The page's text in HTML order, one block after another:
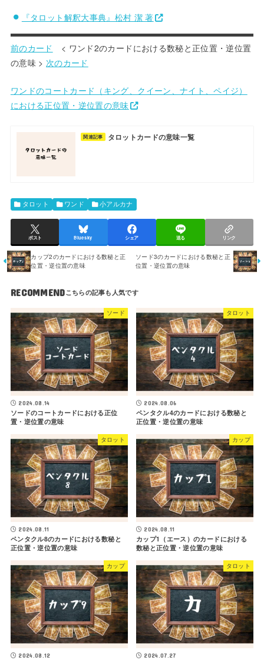
『タロット解釈大事典』松村 潔 著
前のカード
< ワンド2のカードにおける数秘と正位置・逆位置
の意味 > 次のカード
ワンドのコートカード（キング、クイーン、ナイト、ペイジ）
における正位置・逆位置の意味
関連記事 タロットカードの意味一覧
タロット ワンド 小アルカナ
ポスト Bluesky シェア 送る リンク
カップ2のカードにおける数秘と正
位置・逆位置の意味
ソード3のカードにおける数秘と正
位置・逆位置の意味
RECOMMEND
ソード
2024.08.14
ソードのコートカードにおける正位
置・逆位置の意味
タロット
2024.08.06
ペンタクル4のカードにおける数秘と
正位置・逆位置の意味
タロット
2024.08.11
ペンタクル8のカードにおける数秘と
正位置・逆位置の意味
カップ
2024.08.11
カップ1（エース）のカードにおける
数秘と正位置・逆位置の意味
カップ
2024.08.12
タロット
2024.07.27